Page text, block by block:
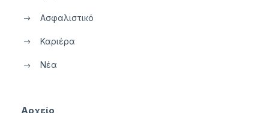
Ασφαλιστικό
Καριέρα
Νέα
Αρχείο